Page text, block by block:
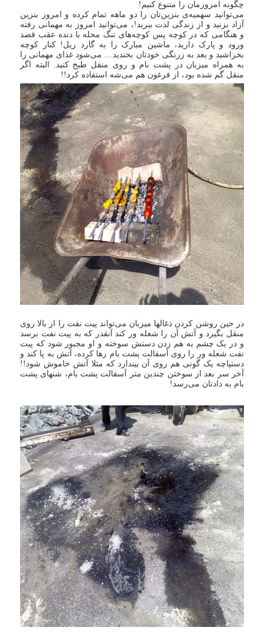
چگونه امروزمان را متنوع کنیم!
می‌توانید سهمیه‌ی بنزین‌تان را دو ماهه تمام کرده و امروز بنزین
آزاد بزنید و از زندگی لذت ببرید!، می‌توانید امروز به مهمانی رفته
و هنگامی که در کوچه پس کوچه‌های تنگ محله با دنده عقب قصد
ورود و پارک دارید، ماشین مبارک را به گارد ریل! کنار کوچه
بخراشید و بعد به زرنگی خودتان بخندید… می‌شود غذای مهمانی را
به همراه میزبان در پشت بام و روی منقل طبخ کنید. البته اگر
منقل گم شده بود، از فرغون هم می‌شه استفاده کرد!!
در حین روشن کردن ذغالها میزبان می‌تواند پیت نفت را از بالا روی
منقل بگیرد و آتش آن را شعله ور کند آنقدر که به پیت نفت برسد
و در یک چشم به هم زدن دستش سوخته و او مجبور شود که پیت
نفت شعله ور را روی آسفالت پشت بام رها کرده، آتش به پا کند و
دستپاچه یک گونی هم روی آن بیندازد که مثلا آتش خاموش شود!!
آخر سر بعد از سوختن چندین متر آسفالت پشت بام، شنهای پشت
بام به دادتان می‌رسد!